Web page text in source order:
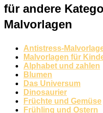
für andere
Malvorlagen
Antistress-
Malvorlagen für
Alphabet und zahlen
Blumen
Das Universum
Dinosaurier
Früchte und Gemüse
Frühling und Ostern